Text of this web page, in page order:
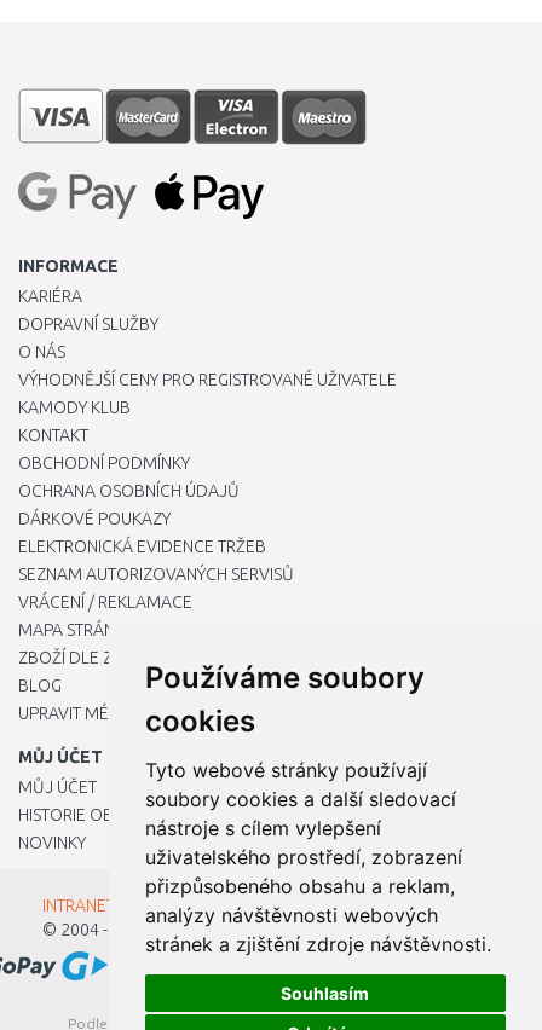
Používáme soubory
cookies
Tyto webové stránky používají
soubory cookies a další sledovací
nástroje s cílem vylepšení
uživatelského prostředí, zobrazení
přizpůsobeného obsahu a reklam,
analýzy návštěvnosti webových
stránek a zjištění zdroje návštěvnosti.
Souhlasím
INFORMACE
KARIÉRA
DOPRAVNÍ SLUŽBY
O NÁS
VÝHODNĚJŠÍ CENY PRO REGISTROVANÉ UŽIVATELE
KAMODY KLUB
KONTAKT
OBCHODNÍ PODMÍNKY
OCHRANA OSOBNÍCH ÚDAJŮ
DÁRKOVÉ POUKAZY
ELEKTRONICKÁ EVIDENCE TRŽEB
SEZNAM AUTORIZOVANÝCH SERVISŮ
VRÁCENÍ / REKLAMACE
MAPA STRÁNKY
ZBOŽÍ DLE ZNAČEK
BLOG
UPRAVIT MÉ PŘEDVOLBY COOKIES
MŮJ ÚČET
MŮJ ÚČET
HISTORIE OBJEDNÁVEK
NOVINKY
INTRANET - Přihlášení pro zaměstnance
© 2004 - 2026
Kamody s.r.o.
Podle zákona o evidenci tržeb je prodávající povinen vystavit